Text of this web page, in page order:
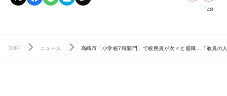
148
TOP ニュース 高崎市「小学校7時開門」で校務員が次々と退職…「教員の